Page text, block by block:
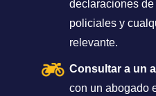
declaraciones
policiales y
relevante.
Consultar a un
con un abogado